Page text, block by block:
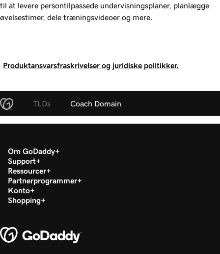
til at levere persontilpassede undervisningsplaner, planlægge
øvelsestimer, dele træningsvideoer og mere.
Produktansvarsfraskrivelser og juridiske politikker.
TLDs Coach Domain
Om GoDaddy
Support
Ressourcer
Partnerprogrammer
Konto
Shopping